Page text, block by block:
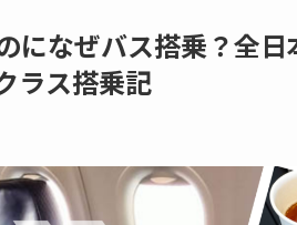
になぜバス搭乗？全日
ラス搭乗記